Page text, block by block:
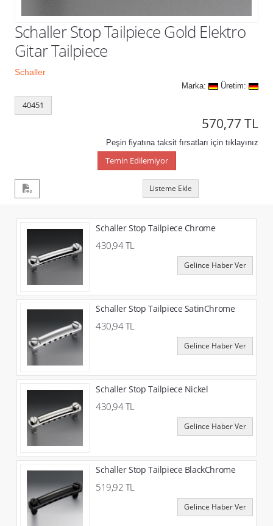
Schaller Stop Tailpiece Gold Elektro
Gitar Tailpiece
Schaller
Marka: Üretim:
40451
570,77 TL
Peşin fiyatına taksit fırsatları için tıklayınız
Temin Edilemiyor
Listeme Ekle
Schaller Stop Tailpiece Chrome
430,94 TL
Gelince Haber Ver
Schaller Stop Tailpiece SatinChrome
430,94 TL
Gelince Haber Ver
Schaller Stop Tailpiece Nickel
430,94 TL
Gelince Haber Ver
Schaller Stop Tailpiece BlackChrome
519,92 TL
Gelince Haber Ver